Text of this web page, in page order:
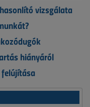
vizsgálata
hiányáról
felújítása